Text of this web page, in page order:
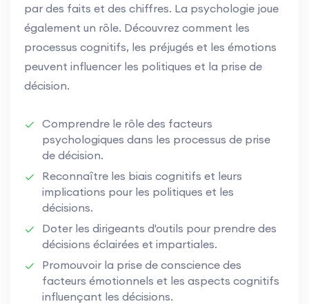
par des faits et des chiffres. La psychologie joue
également un rôle. Découvrez comment les
processus cognitifs, les préjugés et les émotions
peuvent influencer les politiques et la prise de
décision.
Comprendre le rôle des facteurs
psychologiques dans les processus de prise
de décision.
Reconnaître les biais cognitifs et leurs
implications pour les politiques et les
décisions.
Doter les dirigeants d'outils pour prendre des
décisions éclairées et impartiales.
Promouvoir la prise de conscience des
facteurs émotionnels et les aspects cognitifs
influençant les décisions.